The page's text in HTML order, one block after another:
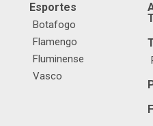
Esportes
Botafogo
Flamengo
Fluminense
Vasco